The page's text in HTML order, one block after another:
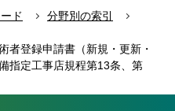
ド
分野別の索引
者登録申請書（新規・更新・
指定工事店規程第13条、第